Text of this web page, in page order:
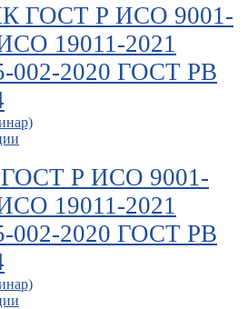
ГОСТ Р ИСО 9001-
19011-2021
002-2020 ГОСТ РВ
Р ИСО 9001-
19011-2021
002-2020 ГОСТ РВ